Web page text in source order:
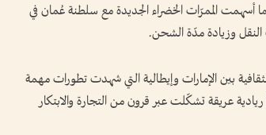
أسهمت الممرّات الخضراء الجديدة مع سلطنة عُمان في
النقل وزيادة مدّة الشحن.
بين الإمارات وإيطالية التي شهدت تطورات مهمة
عريقة تشكّلت عبر قرون من التجارة والابتكار